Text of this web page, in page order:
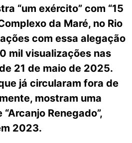
“um exército” com “15
da Maré, no Rio
com essa alegação
mil visualizações nas
21 de maio de 2025.
já circularam fora de
mostram uma
Renegado”,
2023.